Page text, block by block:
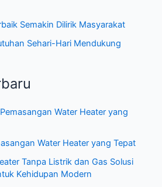
Semakin Dilirik Masyarakat
Sehari-Hari Mendukung
Water Heater yang
Water Heater yang Tepat
Tanpa Listrik dan Gas Solusi
Kehidupan Modern